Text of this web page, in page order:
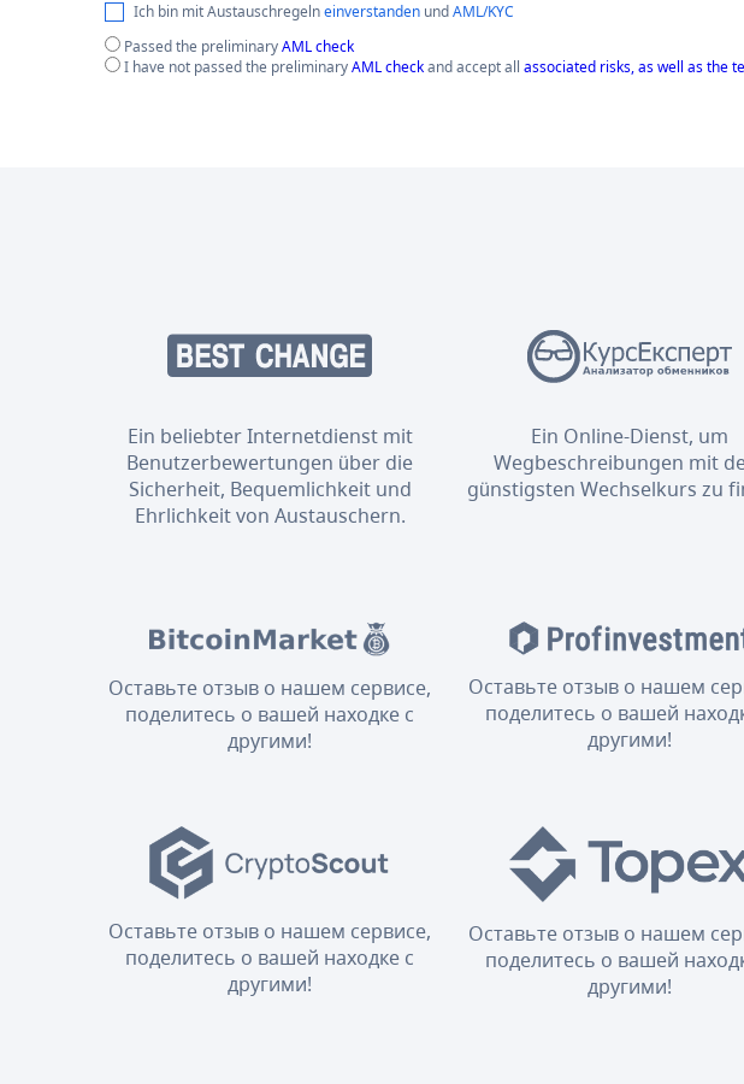
Ich bin mit Austauschregelneinverstanden undAML/KYC
Passed the preliminaryAML check
I have not passed the preliminaryAML checkand accept all associated risks, as well as the
Ein beliebter Internetdienst mit
Benutzerbewertungen über die
Sicherheit, Bequemlichkeit und
Ehrlichkeit von Austauschern.
Ein Online-Dienst, um
Wegbeschreibungen mit
günstigsten Wechselkurs zu
Оставьте отзыв о нашем сервисе,
поделитесь о вашей находке с
другими!
Оставьте отзыв о нашем
поделитесь о вашей
другими!
Оставьте отзыв о нашем сервисе,
поделитесь о вашей находке с
другими!
Оставьте отзыв о нашем
поделитесь о вашей
другими!